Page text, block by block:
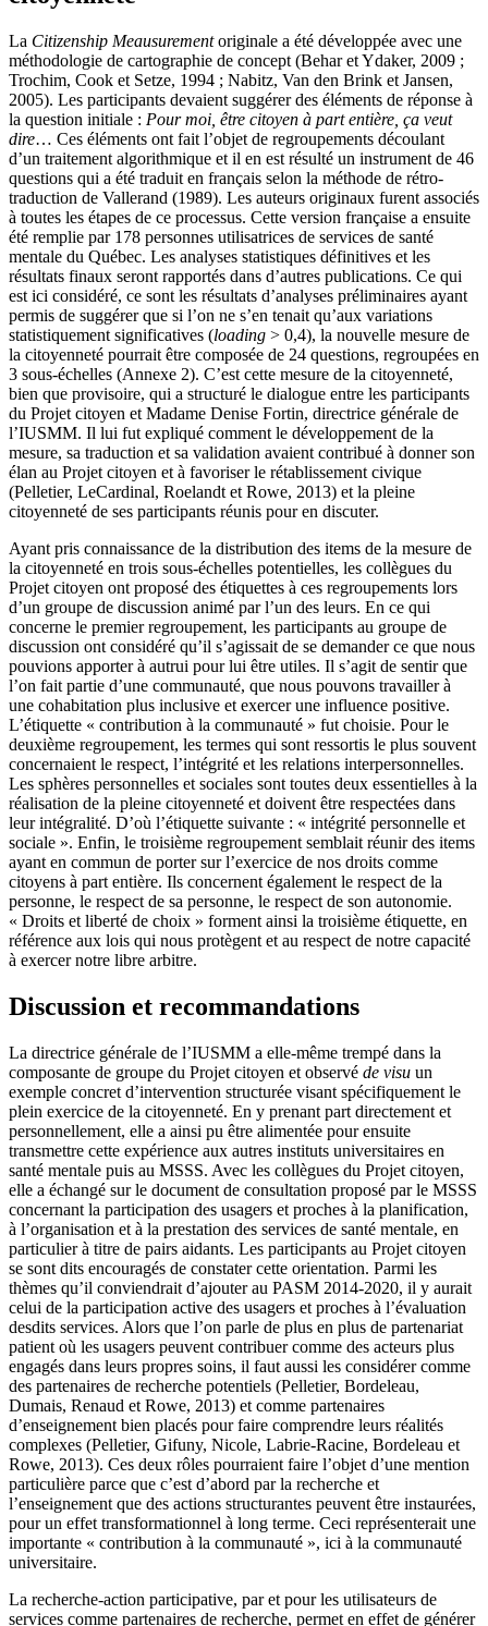
La Citizenship Meausurementoriginale a été développée avec une
méthodologie de cartographie de concept (Behar et Ydaker, 2009 ;
Trochim, Cook et Setze, 1994 ; Nabitz, Van den Brink et Jansen,
2005). Les participants devaient suggérer des éléments de réponse à
la question initiale : Pour moi, être citoyen à part entière, ça veut
dire… Ces éléments ont fait l’objet de regroupements découlant
d’un traitement algorithmique et il en est résulté un instrument de 46
questions qui a été traduit en français selon la méthode de rétro-
traduction de Vallerand (1989). Les auteurs originaux furent associés
à toutes les étapes de ce processus. Cette version française a ensuite
été remplie par 178 personnes utilisatrices de services de santé
mentale du Québec. Les analyses statistiques définitives et les
résultats finaux seront rapportés dans d’autres publications. Ce qui
est ici considéré, ce sont les résultats d’analyses préliminaires ayant
permis de suggérer que si l’on ne s’en tenait qu’aux variations
statistiquement significatives (loading > 0,4), la nouvelle mesure de
la citoyenneté pourrait être composée de 24 questions, regroupées en
3 sous-échelles (Annexe 2). C’est cette mesure de la citoyenneté,
bien que provisoire, qui a structuré le dialogue entre les participants
du Projet citoyen et Madame Denise Fortin, directrice générale de
l’IUSMM. Il lui fut expliqué comment le développement de la
mesure, sa traduction et sa validation avaient contribué à donner son
élan au Projet citoyen et à favoriser le rétablissement civique
(Pelletier, LeCardinal, Roelandt et Rowe, 2013) et la pleine
citoyenneté de ses participants réunis pour en discuter.
Ayant pris connaissance de la distribution des items de la mesure de
la citoyenneté en trois sous-échelles potentielles, les collègues du
Projet citoyen ont proposé des étiquettes à ces regroupements lors
d’un groupe de discussion animé par l’un des leurs. En ce qui
concerne le premier regroupement, les participants au groupe de
discussion ont considéré qu’il s’agissait de se demander ce que nous
pouvions apporter à autrui pour lui être utiles. Il s’agit de sentir que
l’on fait partie d’une communauté, que nous pouvons travailler à
une cohabitation plus inclusive et exercer une influence positive.
L’étiquette « contribution à la communauté » fut choisie. Pour le
deuxième regroupement, les termes qui sont ressortis le plus souvent
concernaient le respect, l’intégrité et les relations interpersonnelles.
Les sphères personnelles et sociales sont toutes deux essentielles à la
réalisation de la pleine citoyenneté et doivent être respectées dans
leur intégralité. D’où l’étiquette suivante : « intégrité personnelle et
sociale ». Enfin, le troisième regroupement semblait réunir des items
ayant en commun de porter sur l’exercice de nos droits comme
citoyens à part entière. Ils concernent également le respect de la
personne, le respect de sa personne, le respect de son autonomie.
« Droits et liberté de choix » forment ainsi la troisième étiquette, en
référence aux lois qui nous protègent et au respect de notre capacité
à exercer notre libre arbitre.
Discussion et recommandations
La directrice générale de l’IUSMM a elle-même trempé dans la
composante de groupe du Projet citoyen et observé de visu un
exemple concret d’intervention structurée visant spécifiquement le
plein exercice de la citoyenneté. En y prenant part directement et
personnellement, elle a ainsi pu être alimentée pour ensuite
transmettre cette expérience aux autres instituts universitaires en
santé mentale puis au MSSS. Avec les collègues du Projet citoyen,
elle a échangé sur le document de consultation proposé par le MSSS
concernant la participation des usagers et proches à la planification,
à l’organisation et à la prestation des services de santé mentale, en
particulier à titre de pairs aidants. Les participants au Projet citoyen
se sont dits encouragés de constater cette orientation. Parmi les
thèmes qu’il conviendrait d’ajouter au PASM 2014-2020, il y aurait
celui de la participation active des usagers et proches à l’évaluation
desdits services. Alors que l’on parle de plus en plus de partenariat
patient où les usagers peuvent contribuer comme des acteurs plus
engagés dans leurs propres soins, il faut aussi les considérer comme
des partenaires de recherche potentiels (Pelletier, Bordeleau,
Dumais, Renaud et Rowe, 2013) et comme partenaires
d’enseignement bien placés pour faire comprendre leurs réalités
complexes (Pelletier, Gifuny, Nicole, Labrie-Racine, Bordeleau et
Rowe, 2013). Ces deux rôles pourraient faire l’objet d’une mention
particulière parce que c’est d’abord par la recherche et
l’enseignement que des actions structurantes peuvent être instaurées,
pour un effet transformationnel à long terme. Ceci représenterait une
importante « contribution à la communauté », ici à la communauté
universitaire.
La recherche-action participative, par et pour les utilisateurs de
services comme partenaires de recherche, permet en effet de générer